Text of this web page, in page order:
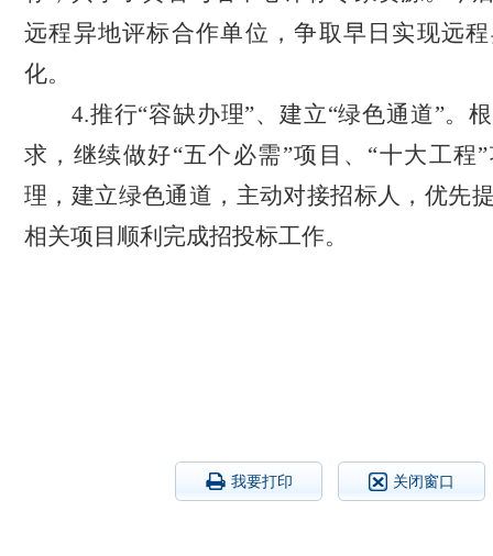
远程异地评标合作单位，争取早日实现远
化。
4.推行“容缺办理”、建立“绿色通道”。
求，继续做好“五个必需”项目、“十大工程
理，建立绿色通道，主动对接招标人，优先
相关项目顺利完成招投标工作。
我要打印 关闭窗口